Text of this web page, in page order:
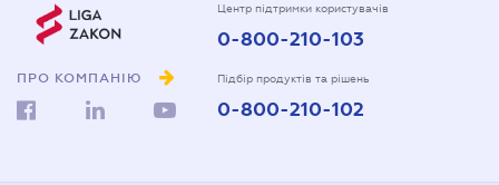
ПРО КОМПАНІЮ
Центр підтримки користувачів
0-800-210-103
Підбір продуктів та рішень
0-800-210-102